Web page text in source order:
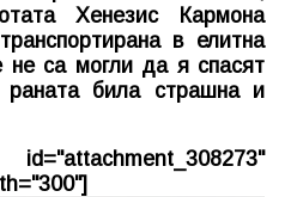
Хенезис Кармона
в елитна
не са могли да я спасят
била страшна и